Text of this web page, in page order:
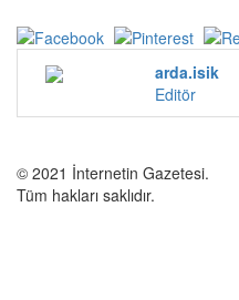
arda.isik
Editör
© 2021 İnternetin Gazetesi.
Tüm hakları saklıdır.